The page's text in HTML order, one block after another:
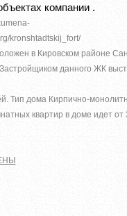
компании .
kronshtadtskij_fort/
в Кировском районе
данного ЖК
Тип дома Кирпично-
квартир в доме идет от